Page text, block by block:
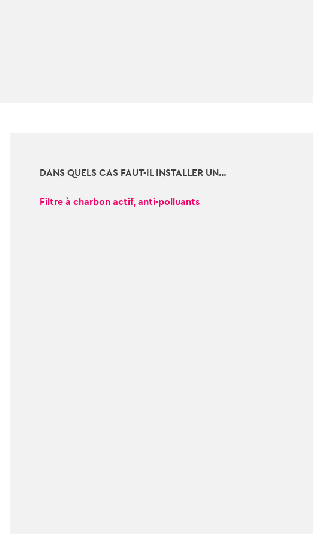
DANS QUELS CAS FAUT-IL INSTALLER UN…
Filtre à charbon actif, anti-polluants